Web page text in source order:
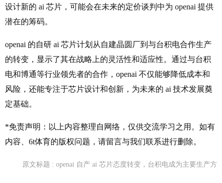
设计新的 ai 芯片，可能会在未来的定价谈判中为 openai 提供
潜在的筹码。
openai 的自研 ai 芯片计划从自建晶圆厂到与台积电合作生产
的转变，显示了其在战略上的灵活性和适应性。通过与台积
电和博通等行业领先者的合作，openai 不仅能够降低成本和
风险，还能专注于芯片设计和创新，为未来的 ai 技术发展奠
定基础。
*免责声明：以上内容整理自网络，仅供交流学习之用。如有
内容、6t体育的版权问题，请留言与我们联系进行删除。
原文标题 : openai 自产 ai 芯片态度转变，台积电成为主要生产方